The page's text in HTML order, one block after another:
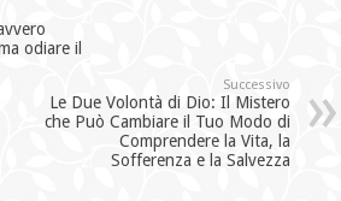
odiare il
Successivo
Le Due Volontà di Dio: Il Mistero
che Può Cambiare il Tuo Modo di
Comprendere la Vita, la
Sofferenza e la Salvezza